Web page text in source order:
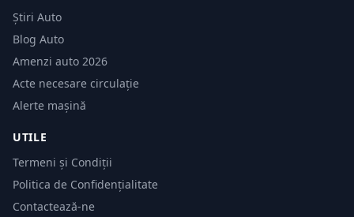
Știri Auto
Blog Auto
Amenzi auto 2026
Acte necesare circulație
Alerte mașină
UTILE
Termeni și Condiții
Politica de Confidențialitate
Contactează-ne